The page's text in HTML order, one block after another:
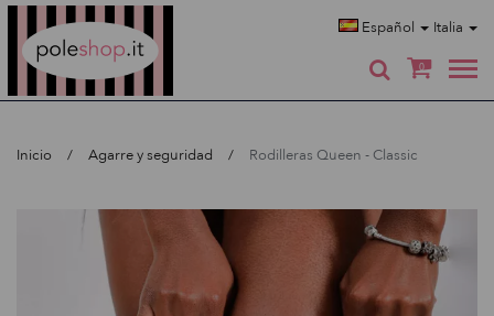
Español Italia
0
Inicio Agarre y seguridad Rodilleras Queen - Classic